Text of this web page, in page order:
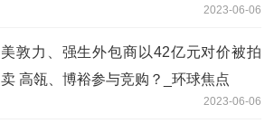
2023-06-06
美敦力、强生外包商以42亿元对价被拍
卖 高瓴、博裕参与竞购？_环球焦点
2023-06-06